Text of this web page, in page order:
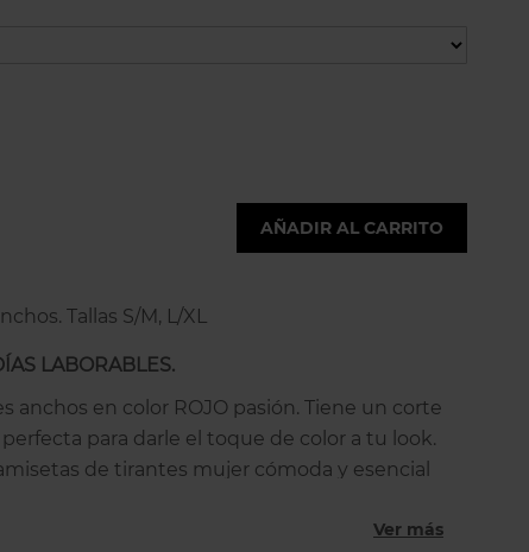
AÑADIR AL CARRITO
Tallas S/M, L/XL
LABORABLES.
anchos en color ROJO pasión. Tiene un corte
para darle el toque de color a tu look.
de tirantes mujer cómoda y esencial
anchos versátil y atemporal que se adapta muy
Ver más